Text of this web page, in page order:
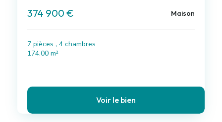
374 900 € Maison
7 pièces , 4 chambres
174.00 m²
Voir le bien